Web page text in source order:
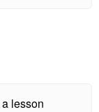
lesson